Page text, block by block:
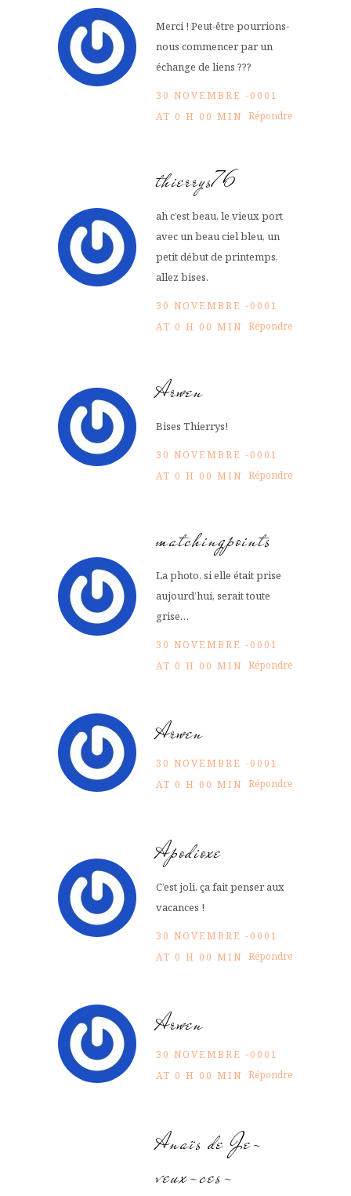
Merci ! Peut-être pourrions-
nous commencer par un
échange de liens ???
30 NOVEMBRE -0001
AT 0 H 00 MIN Répondre
thierrys76
ah c’est beau, le vieux port
avec un beau ciel bleu, un
petit début de printemps,
allez bises.
30 NOVEMBRE -0001
AT 0 H 00 MIN Répondre
Arwen
Bises Thierrys!
30 NOVEMBRE -0001
AT 0 H 00 MIN Répondre
matchingpoints
La photo, si elle était prise
aujourd’hui, serait toute
grise…
30 NOVEMBRE -0001
AT 0 H 00 MIN Répondre
Arwen
30 NOVEMBRE -0001
AT 0 H 00 MIN Répondre
Apodioxe
C’est joli, ça fait penser aux
vacances !
30 NOVEMBRE -0001
AT 0 H 00 MIN Répondre
Arwen
30 NOVEMBRE -0001
AT 0 H 00 MIN Répondre
Anaïs de Je-
veux-ces-